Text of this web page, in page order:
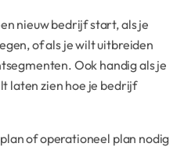
nieuw bedrijf start, als je
of als je wilt uitbreiden
Ook handig als je
laten zien hoe je bedrijf
of operationeel plan nodig